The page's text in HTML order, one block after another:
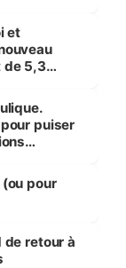
et
de 5,3
puiser
(ou pour
de retour à